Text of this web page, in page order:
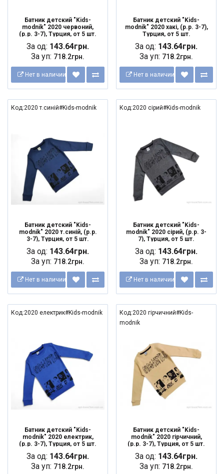
Батник детский "Kids-
modnik" 2020 червоний,
(р.р. 3-7), Турция, от 5 шт.
За од: 143.64грн.
За уп: 718.2грн.
Нет в наличии
Батник детский "Kids-
modnik" 2020 хакі, (р.р. 3-7),
Турция, от 5 шт.
За од: 143.64грн.
За уп: 718.2грн.
Нет в наличии
Код:2020 т.синій#Kids-modnik
Батник детский "Kids-
modnik" 2020 т.синій, (р.р.
3-7), Турция, от 5 шт.
За од: 143.64грн.
За уп: 718.2грн.
Нет в наличии
Код:2020 сірий#Kids-modnik
Батник детский "Kids-
modnik" 2020 сірий, (р.р. 3-
7), Турция, от 5 шт.
За од: 143.64грн.
За уп: 718.2грн.
Нет в наличии
Код:2020 електрик#Kids-modnik
Батник детский "Kids-
modnik" 2020 електрик,
(р.р. 3-7), Турция, от 5 шт.
За од: 143.64грн.
За уп: 718.2грн.
Код:2020 гірчичний#Kids-
modnik
Батник детский "Kids-
modnik" 2020 гірчичний,
(р.р. 3-7), Турция, от 5 шт.
За од: 143.64грн.
За уп: 718.2грн.